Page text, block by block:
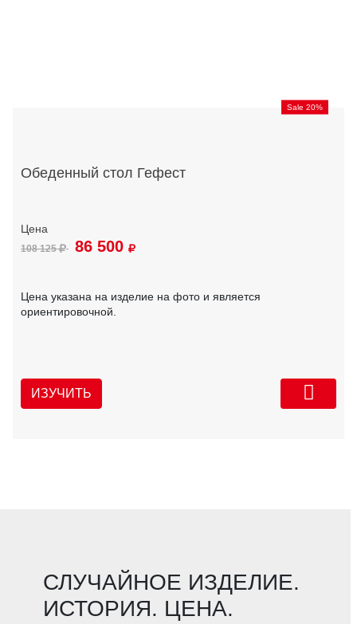
Sale 20%
Обеденный стол Гефест
108 125 86 500
Цена указана на изделие на фото и является
ориентировочной.
ИЗУЧИТЬ
СЛУЧАЙНОЕ ИЗДЕЛИЕ.
ИСТОРИЯ. ЦЕНА.